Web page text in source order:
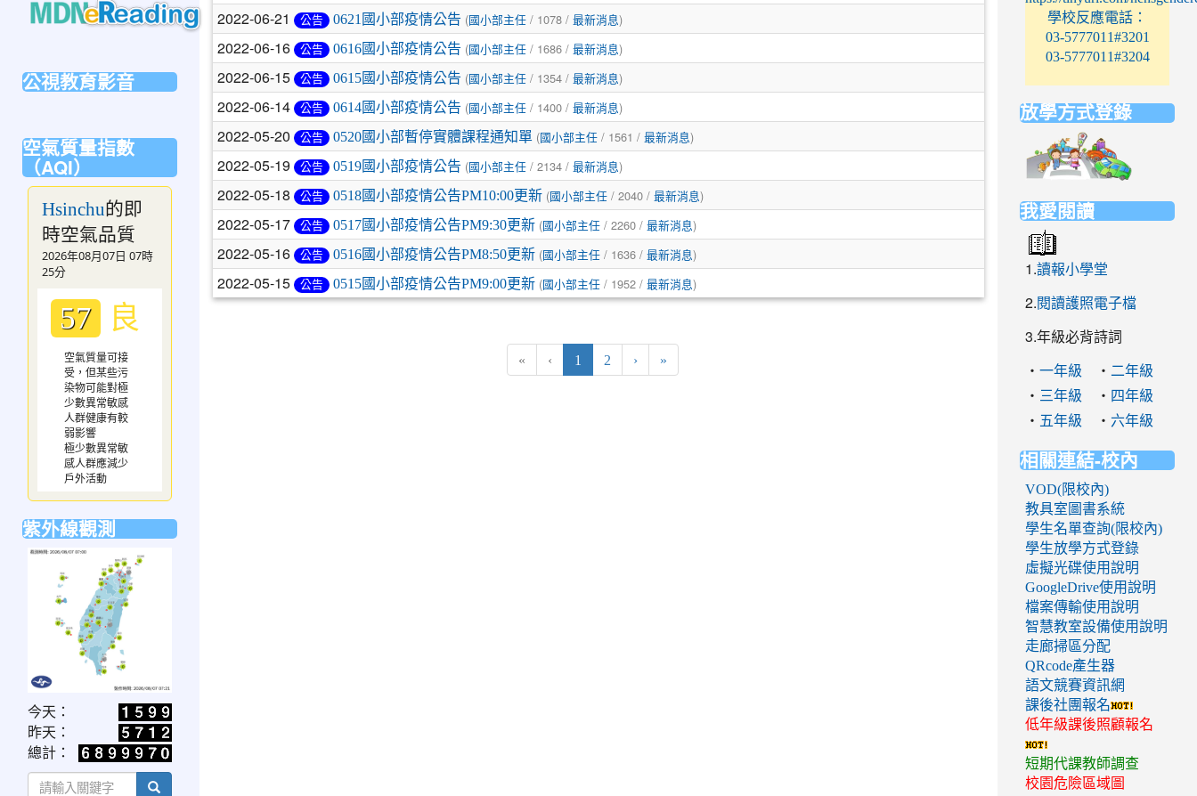
2022-06-21 公告 0621國小部疫情公告 (國小部主任 / 1078 / 最新消息)
2022-06-16 公告 0616國小部疫情公告 (國小部主任 / 1686 / 最新消息)
2022-06-15 公告 0615國小部疫情公告 (國小部主任 / 1354 / 最新消息)
2022-06-14 公告 0614國小部疫情公告 (國小部主任 / 1400 / 最新消息)
2022-05-20 公告 0520國小部暫停實體課程通知單 (國小部主任 / 1561 / 最新消息)
2022-05-19 公告 0519國小部疫情公告 (國小部主任 / 2134 / 最新消息)
2022-05-18 公告 0518國小部疫情公告PM10:00更新 (國小部主任 / 2040 / 最新消息)
2022-05-17 公告 0517國小部疫情公告PM9:30更新 (國小部主任 / 2260 / 最新消息)
2022-05-16 公告 0516國小部疫情公告PM8:50更新 (國小部主任 / 1636 / 最新消息)
2022-05-15 公告 0515國小部疫情公告PM9:00更新 (國小部主任 / 1952 / 最新消息)
« ‹ 1 (current)
2 › »
https://mdnereading.mdnkids.com
公視教育影音
https://ptsvod.sunnystudy.com.tw/school
空氣質量指數
（AQI）
Hsinchu的即
時空氣品質
2026年08月07日 07時
25分
57 良
空氣質量可接
受，但某些污
染物可能對極
少數異常敏感
人群健康有較
弱影響
極少數異常敏
感人群應減少
戶外活動
紫外線觀測
link
to
https://www.cwa.gov.tw/V8/C/W/OBS_UVI.html
今天：
昨天：
總計：
search
學校反應電話：
03-5777011#3201
03-5777011#3204
放學方式登錄
https://
我愛閱讀
1.讀報小學堂
2.閱讀護照電子檔
3.年級必背詩詞
‧ 一年級 ‧ 二年級
‧ 三年級 ‧ 四年級
‧ 五年級 ‧ 六年級
相關連結-校內
VOD(限校內)
教具室圖書系統
學生名單查詢(限校內)
學生放學方式登錄
虛擬光碟使用說明
GoogleDrive使用說明
檔案傳輸使用說明
智慧教室設備使用說明
走廊掃區分配
QRcode產生器
語文競賽資訊網
課後社團報名
低年級課後照顧報名
短期代課教師調查
校園危險區域圖